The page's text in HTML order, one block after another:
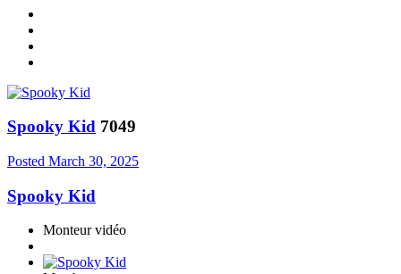
Spooky Kid 7049
Posted March 30, 2025
Spooky Kid
Monteur vidéo